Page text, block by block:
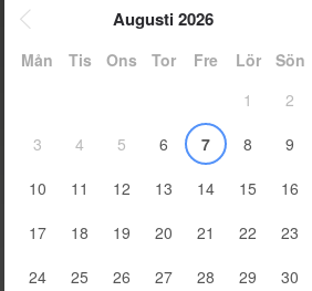
Augusti 2026
Mån Tis Ons Tor Fre Lör
Sön
1
2
3
4 5 6 7 8
9
10
11 12 13 14 15
16
17
18 19 20 21 22
23
24
25 26 27 28 29
30